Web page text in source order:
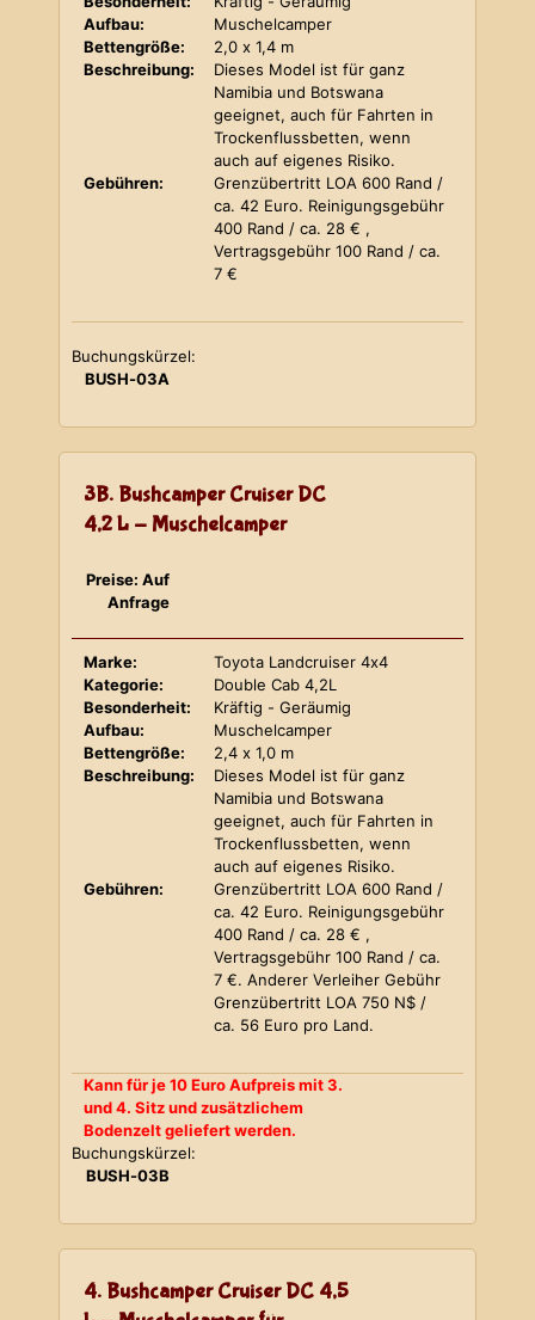
Aufbau:
Muschelcamper
Bettengröße:
2,0 x 1,4 m
Beschreibung:
Dieses Model ist für ganz
Namibia und Botswana
geeignet, auch für Fahrten in
Trockenflussbetten, wenn
auch auf eigenes Risiko.
Gebühren:
Grenzübertritt LOA 600 Rand /
ca. 42 Euro. Reinigungsgebühr
400 Rand / ca. 28 € ,
Vertragsgebühr 100 Rand / ca.
7 €
Buchungskürzel:
BUSH-03A
3B. Bushcamper Cruiser DC
4,2 L - Muschelcamper
Preise: Auf
Anfrage
Marke:
Toyota Landcruiser 4x4
Kategorie:
Double Cab 4,2L
Besonderheit:
Kräftig - Geräumig
Aufbau:
Muschelcamper
Bettengröße:
2,4 x 1,0 m
Beschreibung:
Dieses Model ist für ganz
Namibia und Botswana
geeignet, auch für Fahrten in
Trockenflussbetten, wenn
auch auf eigenes Risiko.
Gebühren:
Grenzübertritt LOA 600 Rand /
ca. 42 Euro. Reinigungsgebühr
400 Rand / ca. 28 € ,
Vertragsgebühr 100 Rand / ca.
7 €. Anderer Verleiher Gebühr
Grenzübertritt LOA 750 N$ /
ca. 56 Euro pro Land.
Kann für je 10 Euro Aufpreis mit 3.
und 4. Sitz und zusätzlichem
Bodenzelt geliefert werden.
Buchungskürzel:
BUSH-03B
4. Bushcamper Cruiser DC 4,5